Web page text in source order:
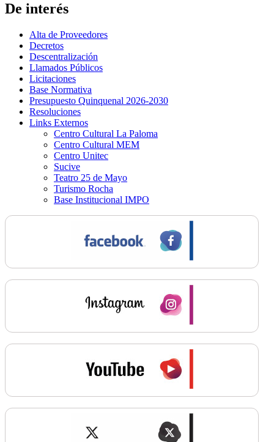
De interés
Alta de Proveedores
Decretos
Descentralización
Llamados Públicos
Licitaciones
Base Normativa
Presupuesto Quinquenal 2026-2030
Resoluciones
Links Externos
Centro Cultural La Paloma
Centro Cultural MEM
Centro Unitec
Sucive
Teatro 25 de Mayo
Turismo Rocha
Base Institucional IMPO